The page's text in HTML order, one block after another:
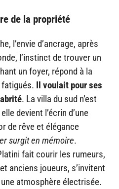
de la propriété
l’envie d’ancrage, après
l’instinct de trouver un
un foyer, répond à la
Il voulait pour ses
. La villa du sud n’est
devient l’écrin d’une
de rêve et élégance
surgit en mémoire.
fait courir les rumeurs,
anciens joueurs, s’invitent
atmosphère électrisée.